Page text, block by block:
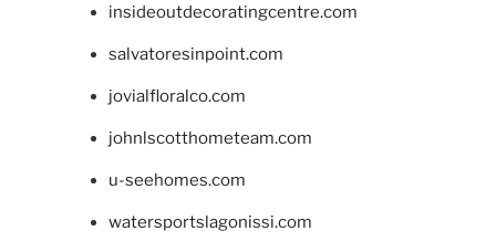
insideoutdecoratingcentre.com
salvatoresinpoint.com
jovialfloralco.com
johnlscotthometeam.com
u-seehomes.com
watersportslagonissi.com